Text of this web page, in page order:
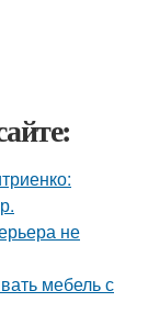
не
мебель с